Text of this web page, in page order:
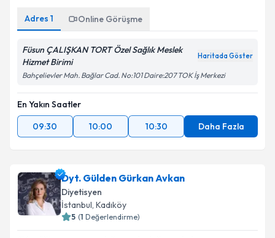
Adres 1 Online Görüşme
Füsun ÇALIŞKAN TORT Özel Sağlık Meslek
Hizmet Birimi
Haritada Göster
Bahçelievler Mah. Bağlar Cad. No:101 Daire:207 TOK İş Merkezi
En Yakın Saatler
09:30
10:00 10:30 Daha Fazla
Dyt. Gülden Gürkan Avkan
Diyetisyen
İstanbul, Kadıköy
5 (1 Değerlendirme)